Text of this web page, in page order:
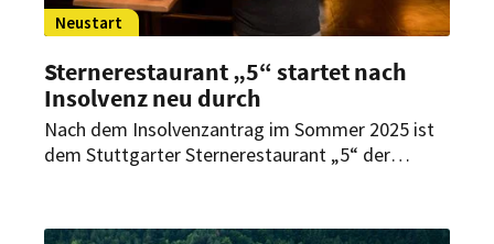
Neustart
Sternerestaurant „5“ startet nach
Insolvenz neu durch
Nach dem Insolvenzantrag im Sommer 2025 ist
dem Stuttgarter Sternerestaurant „5“ der
Weiterentwicklung.